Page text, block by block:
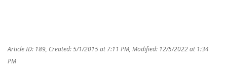
Article ID: 189, Created: 5/1/2015 at 7:11 PM, Modified: 12/5/2022 at 1:34
PM